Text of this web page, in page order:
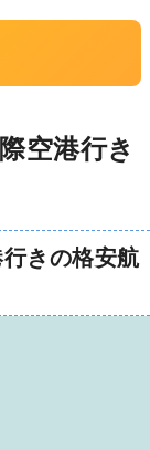
空港行き
きの格安航